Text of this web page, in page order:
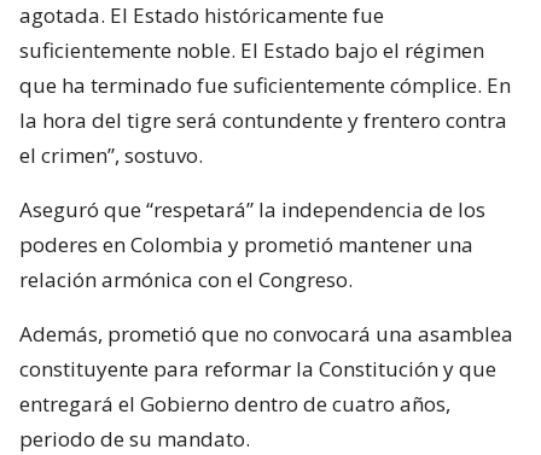
agotada. El Estado históricamente fue
suficientemente noble. El Estado bajo el régimen
que ha terminado fue suficientemente cómplice. En
la hora del tigre será contundente y frentero contra
el crimen”, sostuvo.
Aseguró que “respetará” la independencia de los
poderes en Colombia y prometió mantener una
relación armónica con el Congreso.
Además, prometió que no convocará una asamblea
constituyente para reformar la Constitución y que
entregará el Gobierno dentro de cuatro años,
periodo de su mandato.